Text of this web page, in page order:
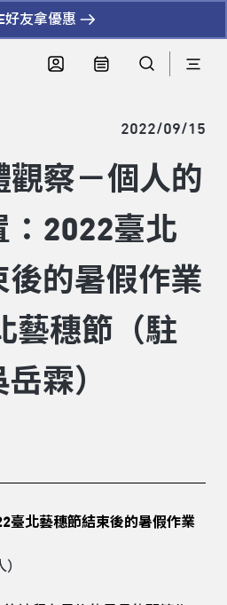
好友拿優惠
2022/09/15
察－個人的
：2022臺北
後的暑假作業
藝穗節（駐
霖）
臺北藝穗節結束後的暑假作業